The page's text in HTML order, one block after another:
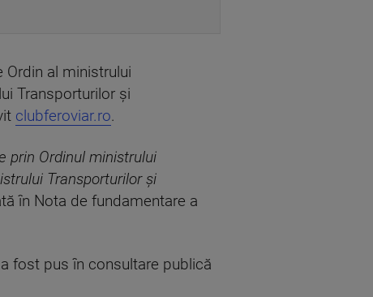
al ministrului
Transporturilor și
clubferoviar.ro.
prin Ordinul ministrului
Transporturilor și
în Nota de fundamentare a
fost pus în consultare publică